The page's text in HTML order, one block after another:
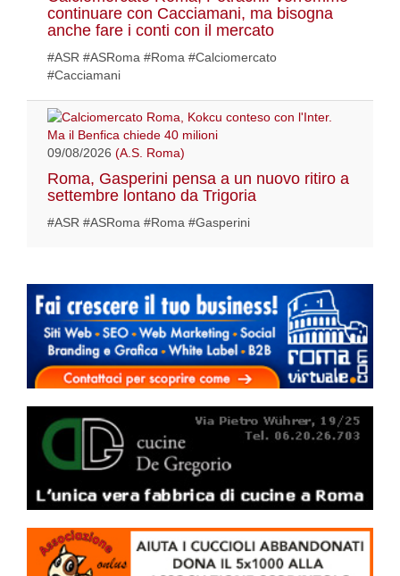
continuare con Cacciamani, ma bisogna
anche fare i conti con il mercato
#ASR #ASRoma #Roma #Calciomercato
#Cacciamani
09/08/2026 (A.S. Roma)
Roma, Gasperini pensa a un nuovo ritiro a
settembre lontano da Trigoria
#ASR #ASRoma #Roma #Gasperini